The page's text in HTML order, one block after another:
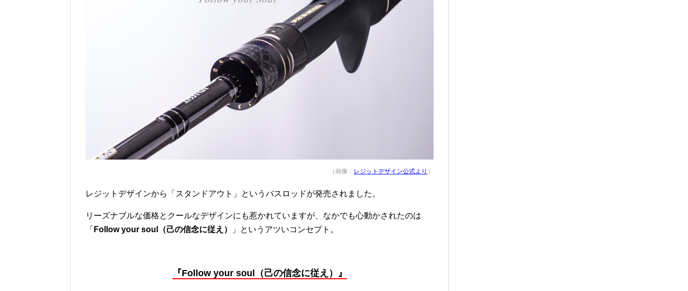
（画像： レジットデザイン公式より ）
レジットデザインから「スタンドアウト」というバスロッドが発売されました。
リーズナブルな価格とクールなデザインにも惹かれていますが、なかでも心動かされたのは
「 Follow your soul（己の信念に従え） 」というアツいコンセプト。
『Follow your soul（己の信念に従え）』